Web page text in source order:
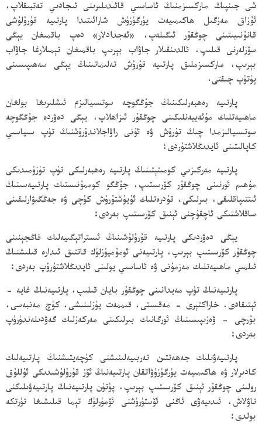
شى جىنپىڭ ماركسىزمنىڭ ئاساسىي قائىدىلىرىنى ئىجادىي تەتبىقلاپ،
ئۇزاق مەزگىل ھاكىمىيەت يۈرگۈزۈش شارائىتىدا پارتىيە قۇرۇلۇشى
قانۇنىيىتىنى چوڭقۇر ئىگىلەپ، «ئەجدادلار» دەپ باقمىغان يېڭى
سۆزلەرنى قىلىپ، ئالدىنقىلار جاۋاب بېرىپ باقمىغان تېمىلارغا جاۋاب
بېرىپ، ماركسىزملىق پارتىيە قۇرۇش تەلىماتىنىڭ يېڭى سەھىپىسىنى
پۈتۈپ چىقتى.
پارتىيە رەھبەرلىكىنىڭ جۇڭگوچە سوتسىيالىزم ئىشلىرىغا بولغان
ماھىيەتلىك مۇئەييەنلىكىنى چوڭقۇر ئىزاھلاپ، يېڭى دەۋردە جۇڭگوچە
سوتسىيالىزمدا چىڭ تۇرۇش ۋە ئۇنى راۋاجلاندۇرۇشنىڭ تۈپ سىياسىي
كاپالىتىنى ئايدىڭلاشتۇردى؛
پارتىيە مەركىزىي كومىتېتىنىڭ پارتىيە رەھبەرلىكى تۈپ تۈزۈمىدىكى
مۇھىم ئورنىنى چوڭقۇر كۆرسىتىپ، جۇڭگو كوممۇنىستىك پارتىيەسىنىڭ
ئىتتىپاقلىقى، بىرلىكى، قۇدرەتلىك ئۇيۇشتۇرۇش كۈچى ۋە جەڭگىۋارلىقىنى
ساقلاشتىكى ئاچقۇچنى ئېنىق كۆرسىتىپ بەردى؛
يېڭى دەۋردىكى پارتىيە قۇرۇلۇشىنىڭ ئىستراتېگىيەلىك فاڭجېنىنى
چوڭقۇر كۆرسىتىپ بېرىپ، پارتىيەنى ئومۇميۈزلۈك قاتتىق ئىدارە قىلىشنىڭ
ئىلمىي ماھىيەتلىك مەزمۇنى ۋە ئاساسىي يولىنى ئايدىڭلاشتۇرۇپ بەردى؛
پارتىيەنىڭ تۈپ مەيدانىنى چوڭقۇر بايان قىلىپ، پارتىيەنىڭ غايە -
ئېتىقادى، خاراكتېرى - مەقسىتى، قىممەت يۈزلىنىشى، كۈچ مەنبەسى،
بۇرچى - ۋەزىپىسىنىڭ ئورگانىك بىرلىكىنى مەركەزلىك گەۋدىلەندۈرۈپ
بەردى؛
پارتىيەۋىلىك جەھەتتىن تەربىيەلىنىشنى كۈچەيتىشنىڭ پارتىيەلىك
كادىرلار ۋە ھاكىمىيەت يۈرگۈزۈۋاتقان پارتىيەنىڭ ئۆز قۇرۇلۇشىدىكى ئۇللۇق
رولىنى چوڭقۇر ئېنىق كۆرسىتىپ بېرىپ، پۈتۈن پارتىيەنىڭ پارتىيەۋىلىكنى
تاۋلاش، ئىدىيەۋى ئاڭنى ئۆستۈرۈشنى ئۆمۈرلۈك تېما قىلىشىغا تۈرتكە
بولدى؛